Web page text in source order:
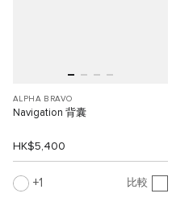
ALPHA BRAVO
Navigation 背囊
HK$5,400
1 比較